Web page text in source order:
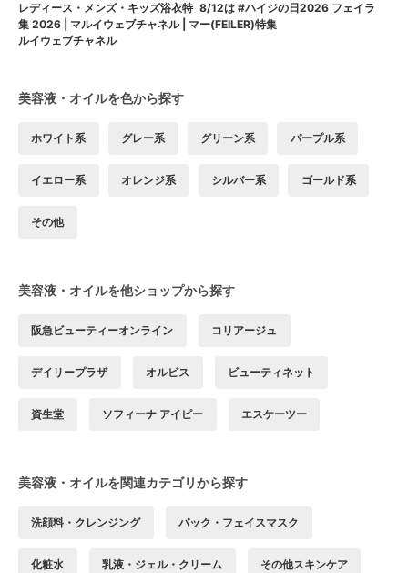
レディース・メンズ・キッズ浴衣特
集 2026 | マルイウェブチャネル | マ
ルイウェブチャネル
8/12は #ハイジの日2026 フェイラ
ー(FEILER)特集
美容液・オイルを色から探す
ホワイト系 グレー系 グリーン系 パープル系
イエロー系 オレンジ系 シルバー系 ゴールド系
その他
美容液・オイルを他ショップから探す
阪急ビューティーオンライン コリアージュ
デイリープラザ オルビス ビューティネット
資生堂 ソフィーナ アイピー エスケーツー
美容液・オイルを関連カテゴリから探す
洗顔料・クレンジング パック・フェイスマスク
化粧水 乳液・ジェル・クリーム その他スキンケア